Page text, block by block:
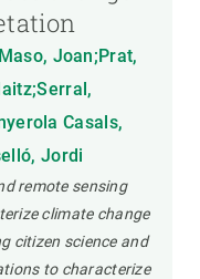
Joan;Prat,
Casals,
Jordi
remote sensing
climate change
citizen science and
to characterize